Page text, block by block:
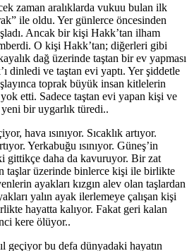
zaman aralıklarda vukuu bulan ilk
ile oldu. Yer günlerce öncesinden
Ancak bir kişi Hakk’tan ilham
O kişi Hakk’tan; diğerleri gibi
dağ üzerinde taştan bir ev yapması
dinledi ve taştan evi yaptı. Yer şiddetle
toprak büyük insan kitlelerin
yok etti. Sadece taştan evi yapan kişi ve
bir uygarlık türedi..
hava ısınıyor. Sıcaklık artıyor.
Yerkabuğu ısınıyor. Güneş’in
ki gittikçe daha da kavuruyor. Bir zat
taşlar üzerinde binlerce kişi ile birlikte
ayakları kızgın alev olan taşlardan
yalın ayak ilerlemeye çalışan kişi
hayatta kalıyor. Fakat geri kalan
kere ölüyor..
geçiyor bu defa dünyadaki hayatın